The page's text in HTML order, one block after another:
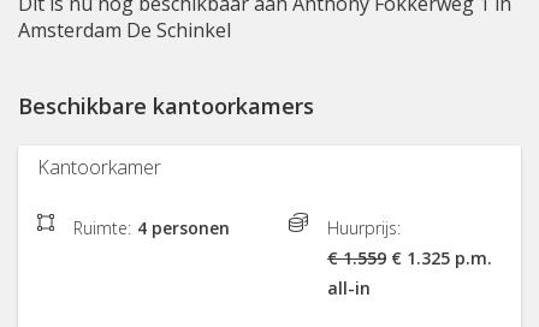
Amsterdam De Schinkel
Beschikbare kantoorkamers
Kantoorkamer
Ruimte: 4 personen
Huurprijs:
€ 1.559 € 1.325 p.m.
all-in